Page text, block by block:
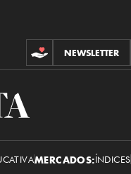
CONTRIBUCIONES
NEWSLETTER
MERCADOS:ÍNDICES